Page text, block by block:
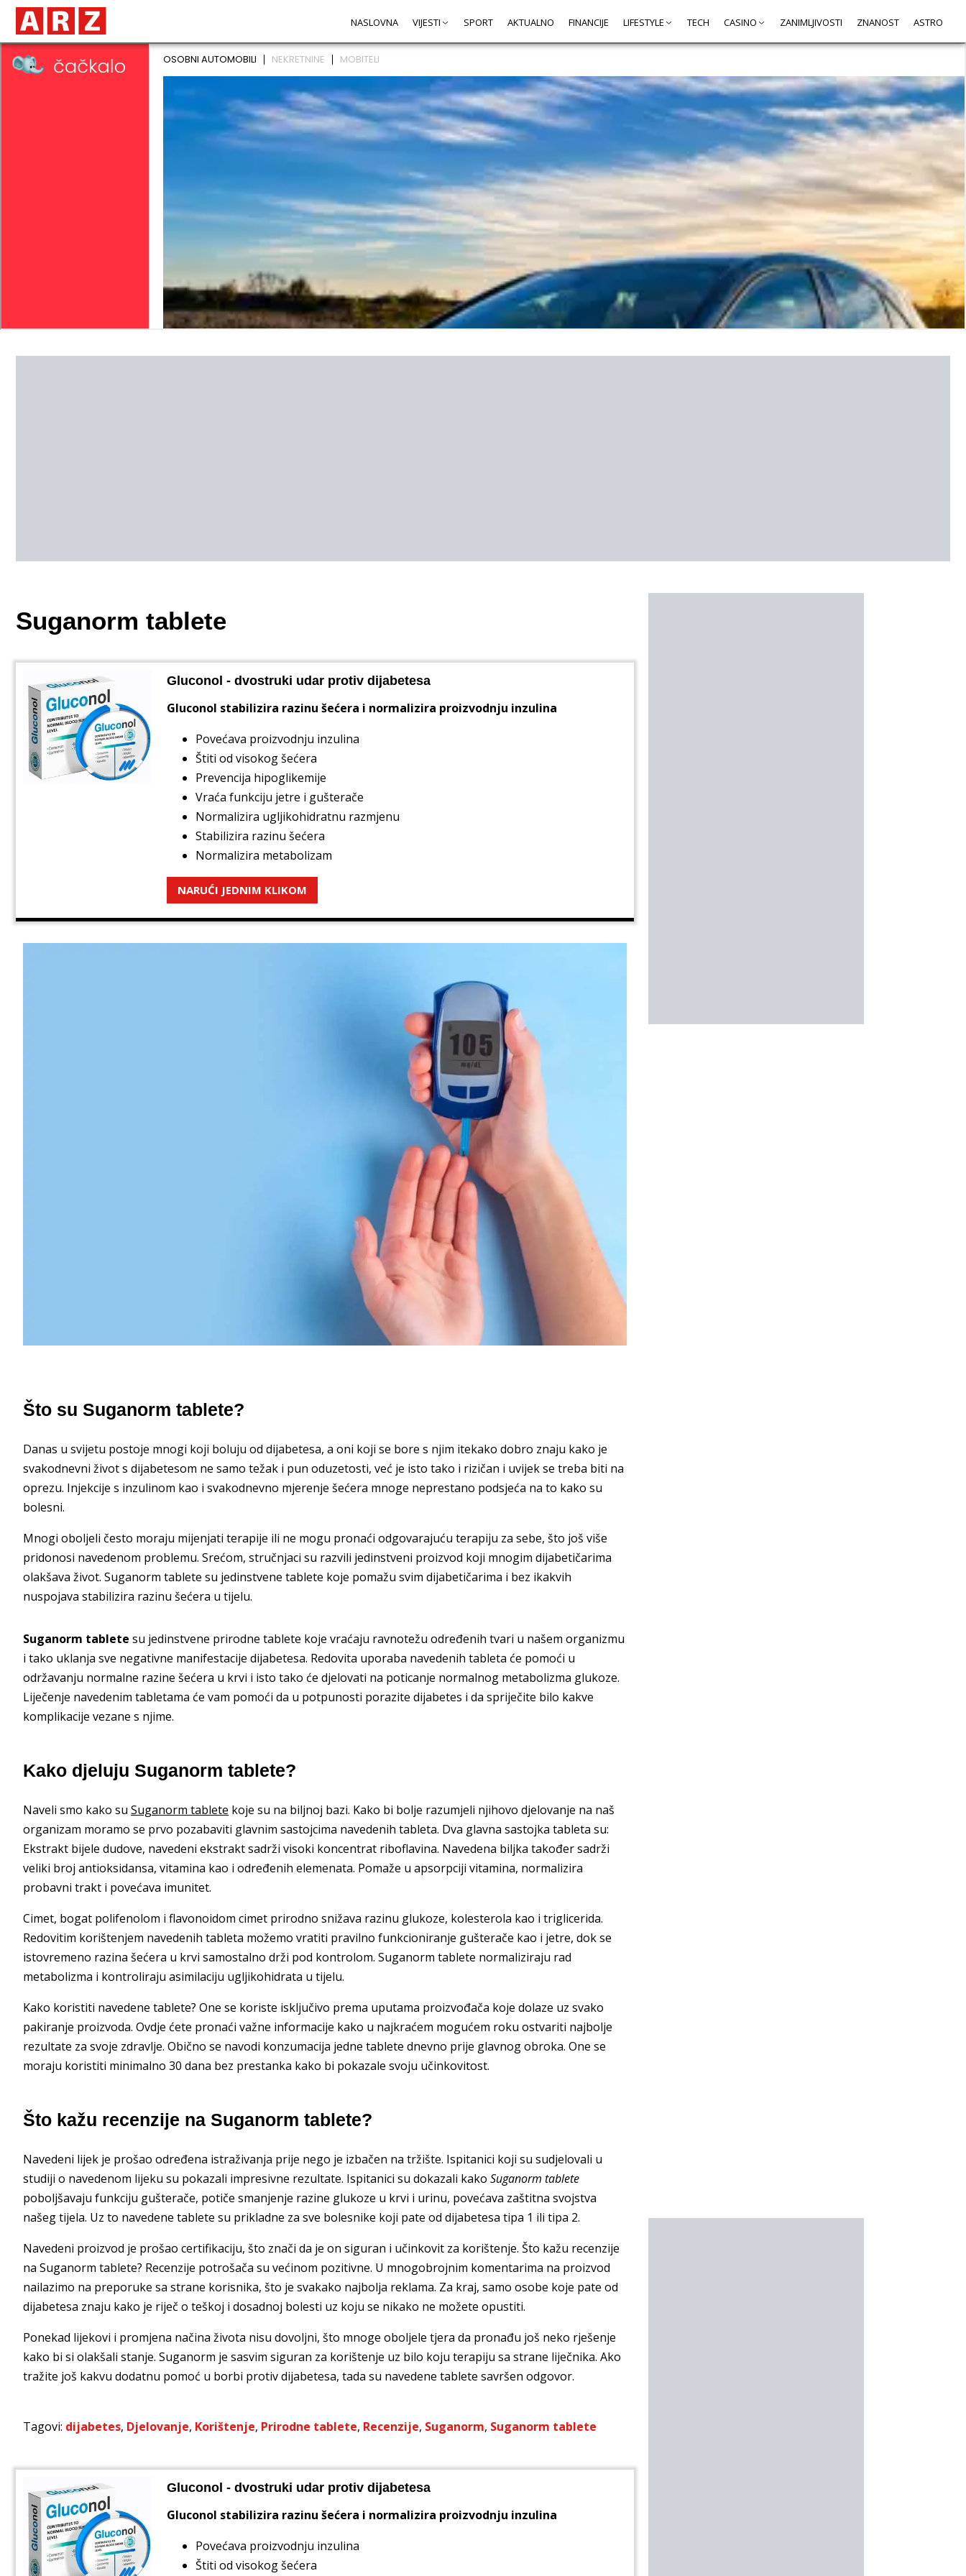
NASLOVNA VIJESTI SPORT AKTUALNO FINANCIJE LIFESTYLE TECH CASINO ZANIMLJIVOSTI ZNANOST ASTRO
Suganorm tablete
Gluconol - dvostruki udar protiv dijabetesa
Gluconol stabilizira razinu šećera i normalizira proizvodnju inzulina
Povećava proizvodnju inzulina
Štiti od visokog šećera
Prevencija hipoglikemije
Vraća funkciju jetre i gušterače
Normalizira ugljikohidratnu razmjenu
Stabilizira razinu šećera
Normalizira metabolizam
NARUĆI JEDNIM KLIKOM
Što su Suganorm tablete?
Danas u svijetu postoje mnogi koji boluju od dijabetesa, a oni koji se bore s njim itekako dobro znaju kako je
svakodnevni život s dijabetesom ne samo težak i pun oduzetosti, već je isto tako i rizičan i uvijek se treba biti na
oprezu. Injekcije s inzulinom kao i svakodnevno mjerenje šećera mnoge neprestano podsjeća na to kako su
bolesni.
Mnogi oboljeli često moraju mijenjati terapije ili ne mogu pronaći odgovarajuću terapiju za sebe, što još više
pridonosi navedenom problemu. Srećom, stručnjaci su razvili jedinstveni proizvod koji mnogim dijabetičarima
olakšava život. Suganorm tablete su jedinstvene tablete koje pomažu svim dijabetičarima i bez ikakvih
nuspojava stabilizira razinu šećera u tijelu.
Suganorm tablete su jedinstvene prirodne tablete koje vraćaju ravnotežu određenih tvari u našem organizmu
i tako uklanja sve negativne manifestacije dijabetesa. Redovita uporaba navedenih tableta će pomoći u
održavanju normalne razine šećera u krvi i isto tako će djelovati na poticanje normalnog metabolizma glukoze.
Liječenje navedenim tabletama će vam pomoći da u potpunosti porazite dijabetes i da spriječite bilo kakve
komplikacije vezane s njime.
Kako djeluju Suganorm tablete?
Naveli smo kako su Suganorm tablete koje su na biljnoj bazi. Kako bi bolje razumjeli njihovo djelovanje na naš
organizam moramo se prvo pozabaviti glavnim sastojcima navedenih tableta. Dva glavna sastojka tableta su:
Ekstrakt bijele dudove, navedeni ekstrakt sadrži visoki koncentrat riboflavina. Navedena biljka također sadrži
veliki broj antioksidansa, vitamina kao i određenih elemenata. Pomaže u apsorpciji vitamina, normalizira
probavni trakt i povećava imunitet.
Cimet, bogat polifenolom i flavonoidom cimet prirodno snižava razinu glukoze, kolesterola kao i triglicerida.
Redovitim korištenjem navedenih tableta možemo vratiti pravilno funkcioniranje gušterače kao i jetre, dok se
istovremeno razina šećera u krvi samostalno drži pod kontrolom. Suganorm tablete normaliziraju rad
metabolizma i kontroliraju asimilaciju ugljikohidrata u tijelu.
Kako koristiti navedene tablete? One se koriste isključivo prema uputama proizvođača koje dolaze uz svako
pakiranje proizvoda. Ovdje ćete pronaći važne informacije kako u najkraćem mogućem roku ostvariti najbolje
rezultate za svoje zdravlje. Obično se navodi konzumacija jedne tablete dnevno prije glavnog obroka. One se
moraju koristiti minimalno 30 dana bez prestanka kako bi pokazale svoju učinkovitost.
Što kažu recenzije na Suganorm tablete?
Navedeni lijek je prošao određena istraživanja prije nego je izbačen na tržište. Ispitanici koji su sudjelovali u
studiji o navedenom lijeku su pokazali impresivne rezultate. Ispitanici su dokazali kako Suganorm tablete
poboljšavaju funkciju gušterače, potiče smanjenje razine glukoze u krvi i urinu, povećava zaštitna svojstva
našeg tijela. Uz to navedene tablete su prikladne za sve bolesnike koji pate od dijabetesa tipa 1 ili tipa 2.
Navedeni proizvod je prošao certifikaciju, što znači da je on siguran i učinkovit za korištenje. Što kažu recenzije
na Suganorm tablete? Recenzije potrošača su većinom pozitivne. U mnogobrojnim komentarima na proizvod
nailazimo na preporuke sa strane korisnika, što je svakako najbolja reklama. Za kraj, samo osobe koje pate od
dijabetesa znaju kako je riječ o teškoj i dosadnoj bolesti uz koju se nikako ne možete opustiti.
Ponekad lijekovi i promjena načina života nisu dovoljni, što mnoge oboljele tjera da pronađu još neko rješenje
kako bi si olakšali stanje. Suganorm je sasvim siguran za korištenje uz bilo koju terapiju sa strane liječnika. Ako
tražite još kakvu dodatnu pomoć u borbi protiv dijabetesa, tada su navedene tablete savršen odgovor.
Tagovi: dijabetes, Djelovanje, Korištenje, Prirodne tablete, Recenzije, Suganorm, Suganorm tablete
Gluconol - dvostruki udar protiv dijabetesa
Gluconol stabilizira razinu šećera i normalizira proizvodnju inzulina
Povećava proizvodnju inzulina
Štiti od visokog šećera